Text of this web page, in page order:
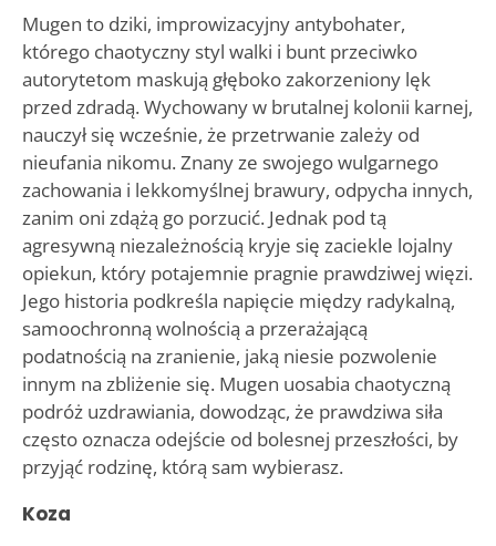
Mugen to dziki, improwizacyjny antybohater,
którego chaotyczny styl walki i bunt przeciwko
autorytetom maskują głęboko zakorzeniony lęk
przed zdradą. Wychowany w brutalnej kolonii karnej,
nauczył się wcześnie, że przetrwanie zależy od
nieufania nikomu. Znany ze swojego wulgarnego
zachowania i lekkomyślnej brawury, odpycha innych,
zanim oni zdążą go porzucić. Jednak pod tą
agresywną niezależnością kryje się zaciekle lojalny
opiekun, który potajemnie pragnie prawdziwej więzi.
Jego historia podkreśla napięcie między radykalną,
samoochronną wolnością a przerażającą
podatnością na zranienie, jaką niesie pozwolenie
innym na zbliżenie się. Mugen uosabia chaotyczną
podróż uzdrawiania, dowodząc, że prawdziwa siła
często oznacza odejście od bolesnej przeszłości, by
przyjąć rodzinę, którą sam wybierasz.
Koza